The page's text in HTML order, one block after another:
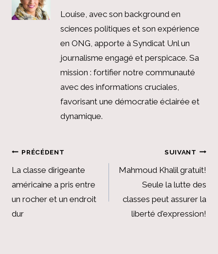
Louise, avec son background en
sciences politiques et son expérience
en ONG, apporte à Syndicat Unl un
journalisme engagé et perspicace. Sa
mission : fortifier notre communauté
avec des informations cruciales,
favorisant une démocratie éclairée et
dynamique.
Navigation
de
l’article
PRÉCÉDENT
La classe dirigeante
américaine a pris entre
un rocher et un endroit
dur
SUIVANT
Mahmoud Khalil gratuit!
Seule la lutte des
classes peut assurer la
liberté d'expression!